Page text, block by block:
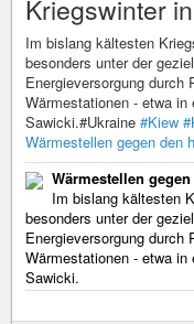
Kriegswinter
Im bislang kältesten
besonders unter der
Energieversorgung
Wärmestationen - etwa
Sawicki.#Ukraine #Kiew
Wärmestellen gegen den
Wärmestellen
Im bislang kältesten
besonders unter der
Energieversorgung
Wärmestationen - etwa
Sawicki.